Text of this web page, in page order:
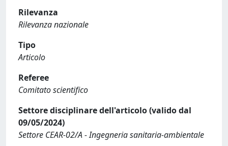
Rilevanza
Rilevanza nazionale
Tipo
Articolo
Referee
Comitato scientifico
Settore disciplinare dell'articolo (valido dal
09/05/2024)
Settore CEAR-02/A - Ingegneria sanitaria-ambientale